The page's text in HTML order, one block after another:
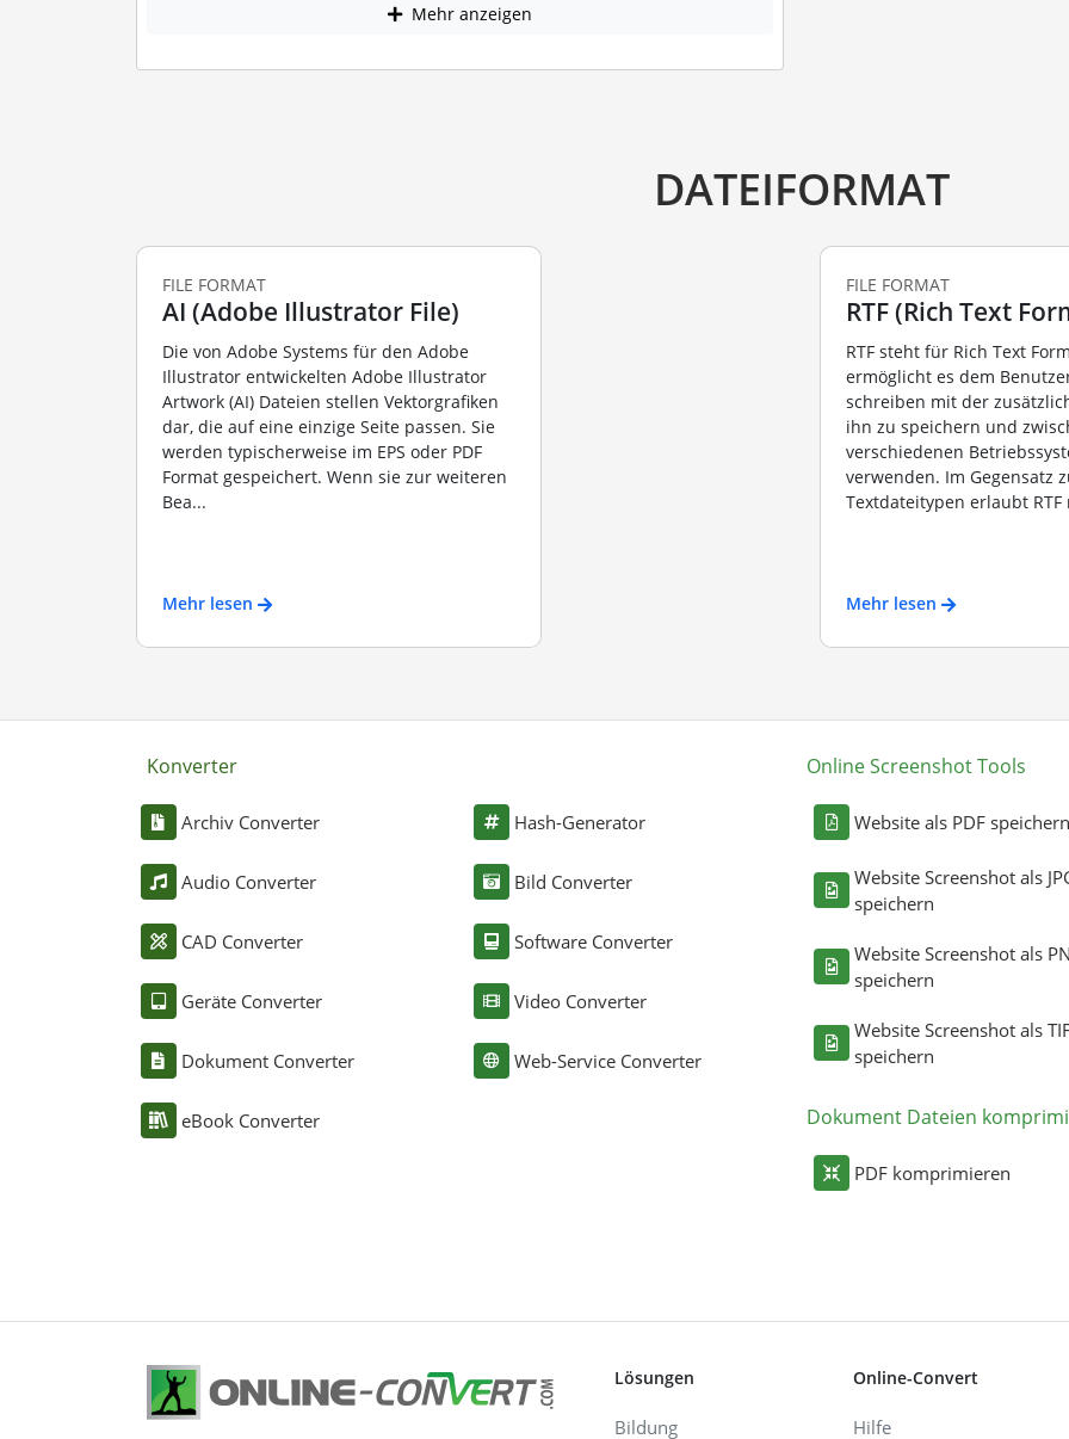
Mehr anzeigen
DATEIFORMAT
FILE FORMAT
AI (Adobe Illustrator File)
Die von Adobe Systems für den Adobe
Illustrator entwickelten Adobe Illustrator
Artwork (AI) Dateien stellen Vektorgrafiken
dar, die auf eine einzige Seite passen. Sie
werden typischerweise im EPS oder PDF
Format gespeichert. Wenn sie zur weiteren
Bea...
Mehr lesen
FILE FORMAT
RTF (Rich Text
RTF steht für Rich Text
ermöglicht es dem
schreiben mit der
ihn zu speichern und
verschiedenen
verwenden. Im Gegensatz
Textdateitypen erlaubt RTF
Mehr lesen
Konverter
Archiv Converter
Audio Converter
CAD Converter
Geräte Converter
Dokument Converter
eBook Converter
Hash-Generator
Bild Converter
Software Converter
Video Converter
Web-Service Converter
Online Screenshot Tools
Website als PDF speichern
Website Screenshot als
speichern
Website Screenshot als
speichern
Website Screenshot als
speichern
Dokument Dateien
PDF komprimieren
Lösungen
Bildung
Online-Convert
Hilfe